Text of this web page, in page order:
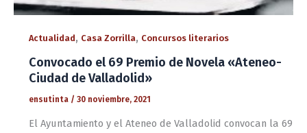
Actualidad, Casa Zorrilla, Concursos literarios
Convocado el 69 Premio de Novela «Ateneo-
Ciudad de Valladolid»
ensutinta / 30 noviembre, 2021
El Ayuntamiento y el Ateneo de Valladolid convocan la 69